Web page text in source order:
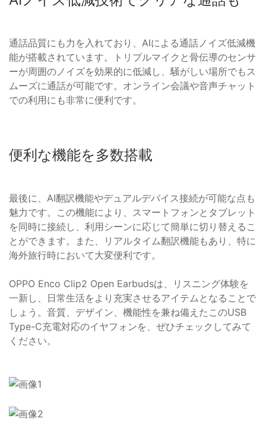
通話品質にも力を入れており、AIによる通話ノイズ低減機
能が搭載されています。トリプルマイクと骨伝導のセンサ
ーが周囲のノイズを効果的に低減し、騒がしい場所でもス
ムーズに通話が可能です。オンライン会議や音声チャット
での利用にも非常に便利です。
便利な機能を多数搭載
最後に、AI翻訳機能やデュアルデバイス接続が可能な点も
魅力です。この機能により、スマートフォンとタブレット
を同時に接続し、利用シーンに応じて簡単に切り替えるこ
とができます。また、リアルタイム翻訳機能もあり、特に
海外旅行時において大変便利です。
OPPO Enco Clip2 Open Earbudsは、リスニング体験を
一新し、日常生活をより充実させるアイテムとなることで
しょう。音質、デザイン、機能性を兼ね備えたこのUSB
Type-C充電対応のイヤフォンを、ぜひチェックしてみて
ください。